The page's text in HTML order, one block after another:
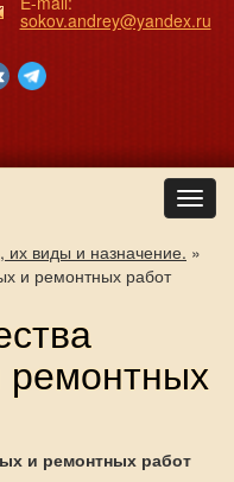
sokov.andrey@yandex.ru
их виды и назначение. »
и ремонтных работ
ремонтных
и ремонтных работ